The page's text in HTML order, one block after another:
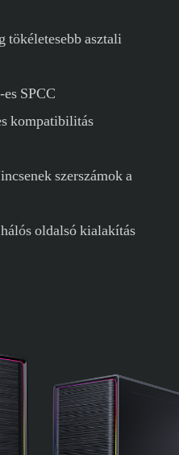
asztali
SPCC
kompatibilitás
szerszámok a
oldalsó kialakítás